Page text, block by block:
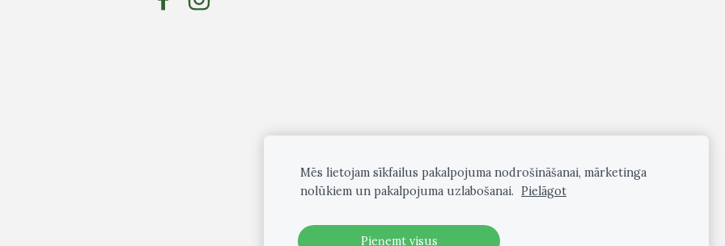
Mēs lietojam sīkfailus pakalpojuma nodrošināšanai, mārketinga
nolūkiem un pakalpojuma uzlabošanai. Pielāgot
Pieņemt visus